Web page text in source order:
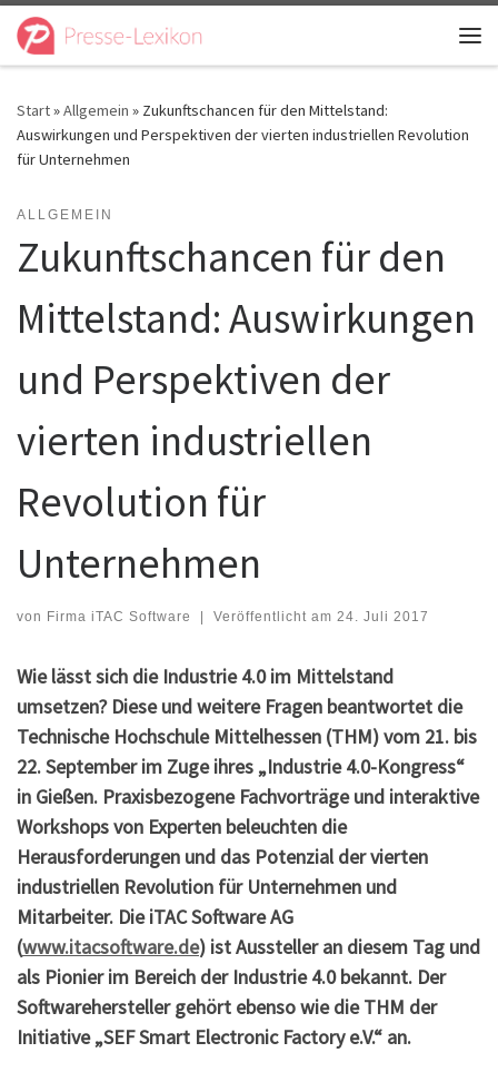
Zum Inhalt springen
Start»Allgemein » Zukunftschancen für den Mittelstand:
Auswirkungen und Perspektiven der vierten industriellen Revolution
für Unternehmen
ALLGEMEIN
Zukunftschancen für den
Mittelstand: Auswirkungen
und Perspektiven der
vierten industriellen
Revolution für
Unternehmen
von Firma iTAC Software | Veröffentlicht am 24. Juli 2017
Wie lässt sich die Industrie 4.0 im Mittelstand
umsetzen? Diese und weitere Fragen beantwortet die
Technische Hochschule Mittelhessen (THM) vom 21. bis
22. September im Zuge ihres „Industrie 4.0-Kongress“
in Gießen. Praxisbezogene Fachvorträge und interaktive
Workshops von Experten beleuchten die
Herausforderungen und das Potenzial der vierten
industriellen Revolution für Unternehmen und
Mitarbeiter. Die iTAC Software AG
(www.itacsoftware.de) ist Aussteller an diesem Tag und
als Pionier im Bereich der Industrie 4.0 bekannt. Der
Softwarehersteller gehört ebenso wie die THM der
Initiative „SEF Smart Electronic Factory e.V.“ an.